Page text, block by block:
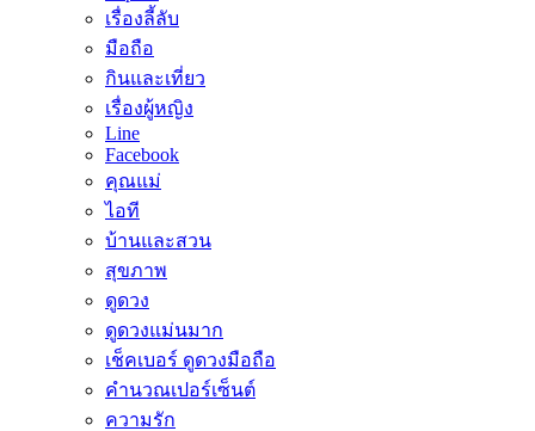
เรื่องลี้ลับ
มือถือ
กินและเที่ยว
เรื่องผู้หญิง
Line
Facebook
คุณแม่
ไอที
บ้านและสวน
สุขภาพ
ดูดวง
ดูดวงแม่นมาก
เช็คเบอร์ ดูดวงมือถือ
คำนวณเปอร์เซ็นต์
ความรัก